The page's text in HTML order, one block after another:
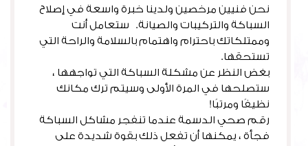
نحن فنيين مرخصين ولدينا خبرة واسعة في إصلاح
السباكة والتركيبات والصيانة. ستعامل أنت
وممتلكاتك باحترام واهتمام بالسلامة والراحة التي
تستحقها.
بغض النظر عن مشكلة السباكة التي تواجهها ،
ستصلحها في المرة الأولى وسيتم ترك مكانك
نظيفًا ومرتبًا!
رقم صحي الدسمة عندما تنفجر مشاكل السباكة
فجأة ، يمكنها أن تفعل ذلك بقوة شديدة على